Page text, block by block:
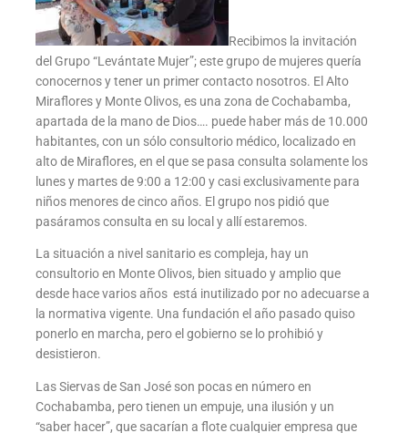
Recibimos la invitación
del Grupo “Levántate Mujer”; este grupo de mujeres quería
conocernos y tener un primer contacto nosotros. El Alto
Miraflores y Monte Olivos, es una zona de Cochabamba,
apartada de la mano de Dios…. puede haber más de 10.000
habitantes, con un sólo consultorio médico, localizado en
alto de Miraflores, en el que se pasa consulta solamente los
lunes y martes de 9:00 a 12:00 y casi exclusivamente para
niños menores de cinco años. El grupo nos pidió que
pasáramos consulta en su local y allí estaremos.
La situación a nivel sanitario es compleja, hay un
consultorio en Monte Olivos, bien situado y amplio que
desde hace varios años está inutilizado por no adecuarse a
la normativa vigente. Una fundación el año pasado quiso
ponerlo en marcha, pero el gobierno se lo prohibió y
desistieron.
Las Siervas de San José son pocas en número en
Cochabamba, pero tienen un empuje, una ilusión y un
“saber hacer”, que sacarían a flote cualquier empresa que